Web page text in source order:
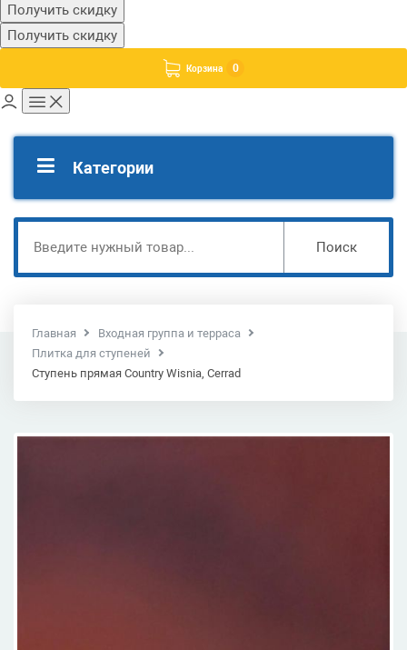
Получить скидку
Получить скидку
Корзина 0
Категории
Поиск
Главная
Входная группа и терраса
Плитка для ступеней
Ступень прямая Country Wisnia, Cerrad